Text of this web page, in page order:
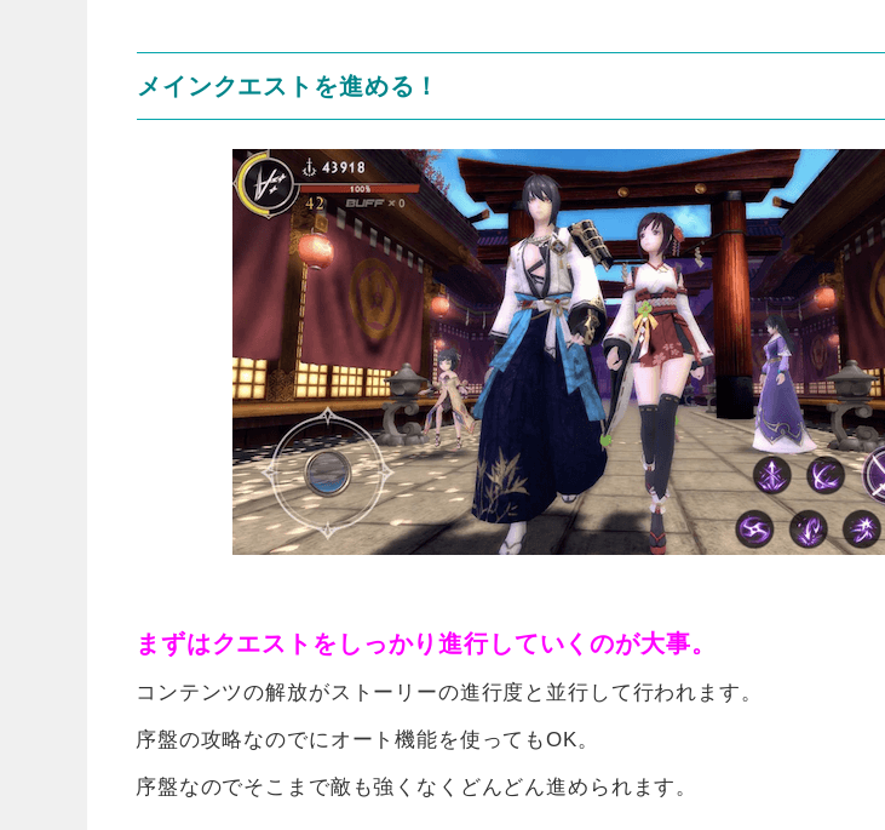
メインクエストを進める！
まずはクエストをしっかり進行していくのが大事。
コンテンツの解放がストーリーの進行度と並行して行われます。
序盤の攻略なのでにオート機能を使ってもOK。
序盤なのでそこまで敵も強くなくどんどん進められます。